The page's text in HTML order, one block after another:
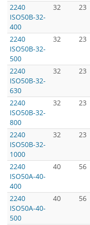
2240
ISO50B-32-
400
32 23
2240
ISO50B-32-
500
32 23
2240
ISO50B-32-
630
32 23
2240
ISO50B-32-
800
32 23
2240
ISO50B-32-
1000
32 23
2240
ISO50A-40-
400
40 56
2240
ISO50A-40-
500
40 56